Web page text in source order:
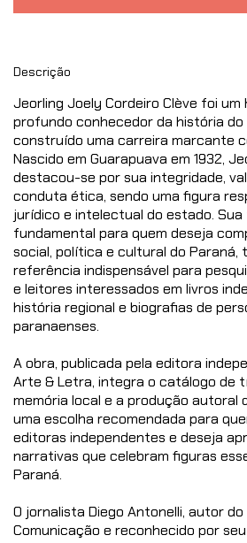
Descrição
Jeorling Joely Cordeiro Clève foi
profundo conhecedor da história do
construído uma carreira marcante
Nascido em Guarapuava em 1932,
destacou-se por sua integridade,
conduta ética, sendo uma figura
jurídico e intelectual do estado.
fundamental para quem deseja
social, política e cultural do Paraná,
referência indispensável para
e leitores interessados em livros
história regional e biografias de
paranaenses.
A obra, publicada pela editora
Arte & Letra, integra o catálogo de
memória local e a produção autoral
uma escolha recomendada para
editoras independentes e deseja
narrativas que celebram figuras
Paraná.
O jornalista Diego Antonelli, autor
Comunicação e reconhecido por